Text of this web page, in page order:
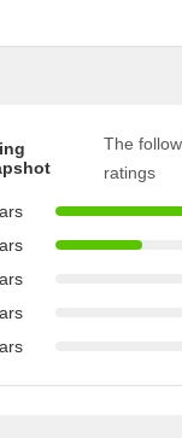
The
ratings